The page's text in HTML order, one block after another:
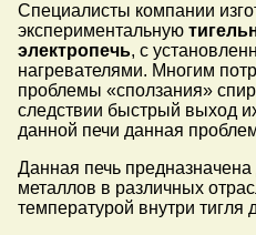
Специалисты компании
экспериментальную
электропечь, с
нагревателями. Многим
проблемы «сползания»
следствии быстрый выход
данной печи данная
Данная печь
металлов в различных
температурой внутри тигля